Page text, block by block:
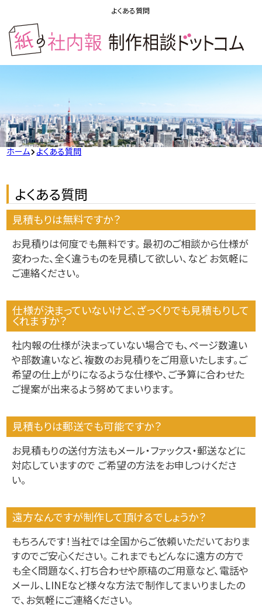
よくある質問
ホーム よくある質問
よくある質問
見積もりは無料ですか？
お見積りは何度でも無料です。 最初のご相談から仕様が
変わった、全く違うものを見積して欲しい、など お気軽に
ご連絡ください。
仕様が決まっていないけど、ざっくりでも見積もりして
くれますか？
社内報の仕様が決まっていない場合でも、ページ数違い
や部数違いなど、複数のお見積りをご用意いたします。ご
希望の仕上がりになるような仕様や、ご予算に合わせた
ご提案が出来るよう努めてまいります。
見積もりは郵送でも可能ですか？
お見積もりの送付方法もメール・ファックス・郵送などに
対応していますので ご希望の方法をお申しつけくださ
い。
遠方なんですが制作して頂けるでしょうか？
もちろんです！当社では全国からご依頼いただいておりま
すのでご安心ください。 これまでもどんなに遠方の方で
も全く問題なく、打ち合わせや原稿のご用意など、電話や
メール、LINEなど様々な方法で制作してまいりましたの
で、お気軽にご連絡ください。